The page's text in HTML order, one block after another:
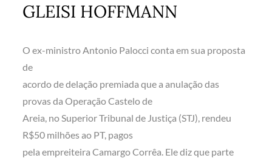
GLEISI HOFFMANN
O ex-ministro Antonio Palocci conta em sua proposta
de
acordo de delação premiada que a anulação das
provas da Operação Castelo de
Areia, no Superior Tribunal de Justiça (STJ), rendeu
R$50 milhões ao PT, pagos
pela empreiteira Camargo Corrêa. Ele diz que parte